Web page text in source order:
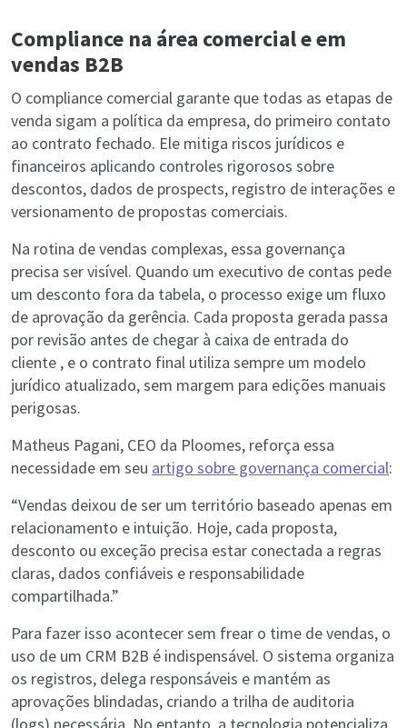
Compliance na área comercial e em
vendas B2B
O compliance comercial garante que todas as etapas de
venda sigam a política da empresa, do primeiro contato
ao contrato fechado. Ele mitiga riscos jurídicos e
financeiros aplicando controles rigorosos sobre
descontos, dados de prospects, registro de interações e
versionamento de propostas comerciais.
Na rotina de vendas complexas, essa governança
precisa ser visível. Quando um executivo de contas pede
um desconto fora da tabela, o processo exige um fluxo
de aprovação da gerência. Cada proposta gerada passa
por revisão antes de chegar à caixa de entrada do
cliente , e o contrato final utiliza sempre um modelo
jurídico atualizado, sem margem para edições manuais
perigosas.
Matheus Pagani, CEO da Ploomes, reforça essa
necessidade em seu artigo sobre governança comercial:
“Vendas deixou de ser um território baseado apenas em
relacionamento e intuição. Hoje, cada proposta,
desconto ou exceção precisa estar conectada a regras
claras, dados confiáveis e responsabilidade
compartilhada.”
Para fazer isso acontecer sem frear o time de vendas, o
uso de um CRM B2B é indispensável. O sistema organiza
os registros, delega responsáveis e mantém as
aprovações blindadas, criando a trilha de auditoria
(logs) necessária. No entanto, a tecnologia potencializa